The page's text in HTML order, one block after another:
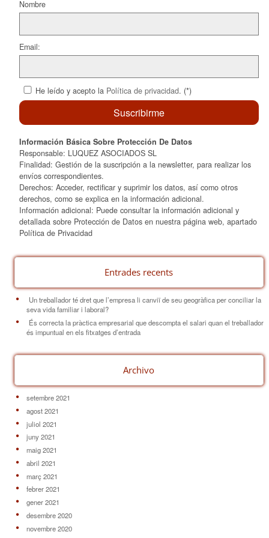
Nombre
Email:
He leído y acepto la Política de privacidad. (*)
Información Básica Sobre Protección De Datos
Responsable: LUQUEZ ASOCIADOS SL
Finalidad: Gestión de la suscripción a la newsletter, para realizar los
envíos correspondientes.
Derechos: Acceder, rectificar y suprimir los datos, así como otros
derechos, como se explica en la información adicional.
Información adicional: Puede consultar la información adicional y
detallada sobre Protección de Datos en nuestra página web, apartado
Política de Privacidad
Entrades recents
Un treballador té dret que l’empresa li canviï de seu geogràfica per conciliar la
seva vida familiar i laboral?
És correcta la pràctica empresarial que descompta el salari quan el treballador
és impuntual en els fitxatges d’entrada
Archivo
setembre 2021
agost 2021
juliol 2021
juny 2021
maig 2021
abril 2021
març 2021
febrer 2021
gener 2021
desembre 2020
novembre 2020